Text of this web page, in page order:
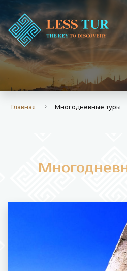
Главная Многодневные туры